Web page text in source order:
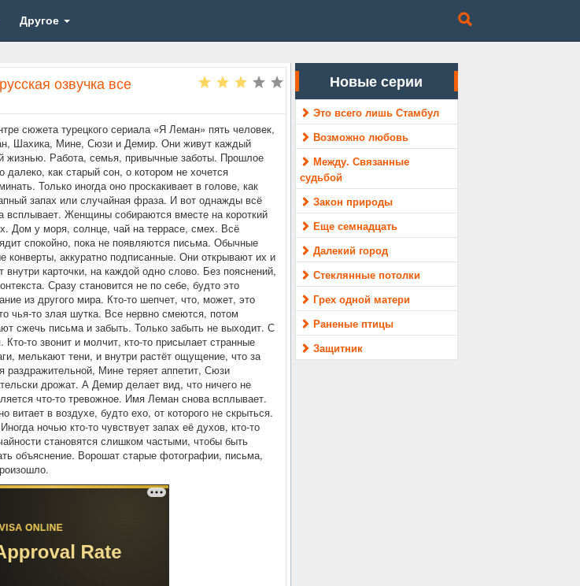
Другое
озвучка все
сюжета турецкого сериала «Я Леман» пять человек,
Шахика, Мине, Сюзи и Демир. Они живут каждый
жизнью. Работа, семья, привычные заботы. Прошлое
далеко, как старый сон, о котором не хочется
Только иногда оно проскакивает в голове, как
запах или случайная фраза. И вот однажды всё
всплывает. Женщины собираются вместе на короткий
Дом у моря, солнце, чай на террасе, смех. Всё
спокойно, пока не появляются письма. Обычные
конверты, аккуратно подписанные. Они открывают их и
внутри карточки, на каждой одно слово. Без пояснений,
Сразу становится не по себе, будто это
из другого мира. Кто-то шепчет, что, может, это
чья-то злая шутка. Все нервно смеются, потом
сжечь письма и забыть. Только забыть не выходит. С
Кто-то звонит и молчит, кто-то присылает странные
мелькают тени, и внутри растёт ощущение, что за
Мине теряет аппетит, Сюзи
дрожат. А Демир делает вид, что ничего не
что-то тревожное. Имя Леман снова всплывает.
витает в воздухе, будто ехо, от которого не скрыться.
ночью кто-то чувствует запах её духов, кто-то
становятся слишком частыми, чтобы быть
объяснение. Ворошат старые фотографии, письма,
Новые серии
Это всего лишь Стамбул
Возможно любовь
Между. Связанные
судьбой
Закон природы
Еще семнадцать
Далекий город
Стеклянные потолки
Грех одной матери
Раненые птицы
Защитник